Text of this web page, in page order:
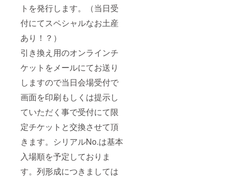
トを発行します。（当日受
付にてスペシャルなお土産
あり！？）
引き換え用のオンラインチ
ケットをメールにてお送り
しますので当日会場受付で
画面を印刷もしくは提示し
ていただく事で受付にて限
定チケットと交換させて頂
きます。シリアルNo.は基本
入場順を予定しておりま
す。列形成につきましては